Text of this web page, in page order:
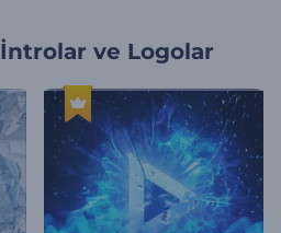
İntrolar ve Logolar